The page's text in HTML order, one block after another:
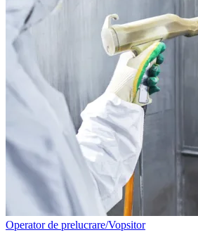
Operator de prelucrare/Vopsitor